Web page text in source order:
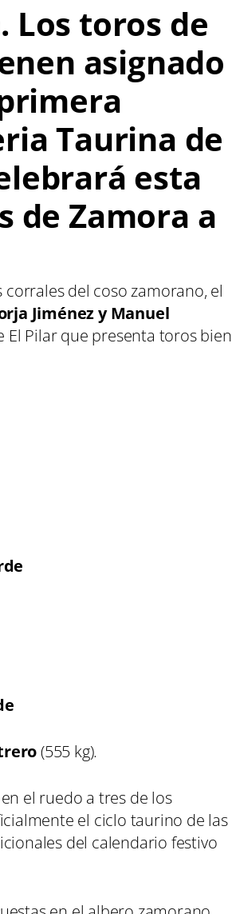
Los toros de
asignado
Taurina de
esta
de Zamora a
del coso zamorano, el
Jiménez y Manuel
Pilar que presenta toros bien
(555 kg).
el ruedo a tres de los
el ciclo taurino de las
del calendario festivo